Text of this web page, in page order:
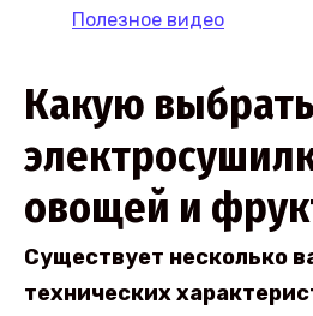
Полезное видео
Какую выбрать
овощей и
Существует несколько
технических